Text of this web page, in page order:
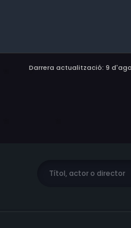
Darrera actualització: 9